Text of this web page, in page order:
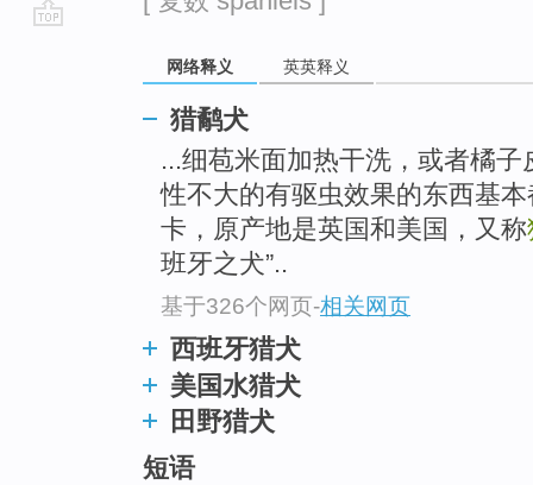
网络释义 英英释义
猎鹬犬
...细苞米面加热干洗，或者橘
性不大的有驱虫效果的东西基
卡，原产地是英国和美国，又称
班牙之犬”..
基于326个网页-相关网页
西班牙猎犬
美国水猎犬
田野猎犬
短语